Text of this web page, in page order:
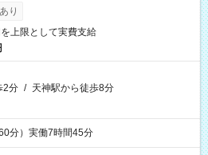
件有）
り
上限として実費支給
2分 / 天神駅から徒歩8分
分）実働7時間45分